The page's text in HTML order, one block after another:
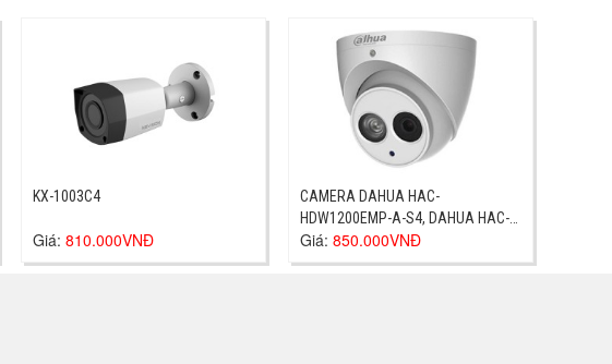
KX-1003C4
Giá: 810.000VNĐ
CAMERA DAHUA HAC-
HDW1200EMP-A-S4, DAHUA HAC-
HDW1200EMP-A-S4
Giá: 850.000VNĐ